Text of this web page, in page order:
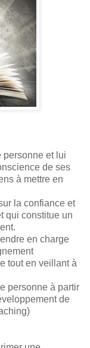
personne et lui
de ses
à mettre en
la confiance et
qui constitue un
en charge
tout en veillant à
personne à partir
de